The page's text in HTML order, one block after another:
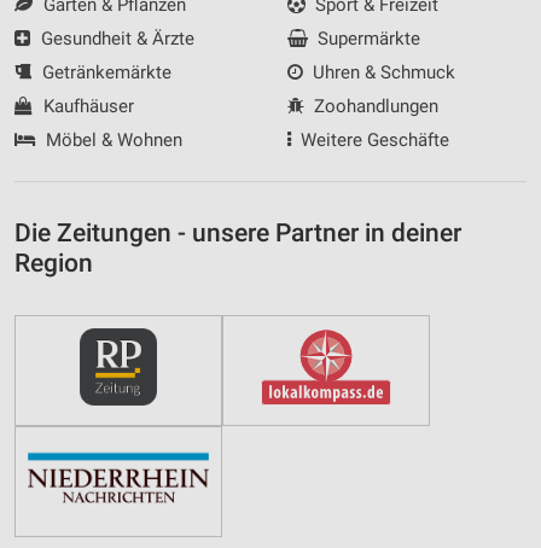
Garten & Pflanzen
Gesundheit & Ärzte
Getränkemärkte
Kaufhäuser
Möbel & Wohnen
Sport & Freizeit
Supermärkte
Uhren & Schmuck
Zoohandlungen
Weitere Geschäfte
Die Zeitungen - unsere Partner in deiner
Region